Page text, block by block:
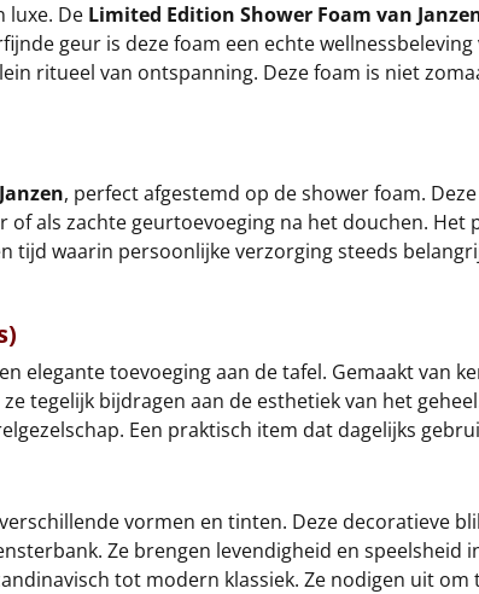
luxe. De Limited Edition Shower Foam van
geur is deze foam een echte
ritueel van ontspanning. Deze foam is niet
, perfect afgestemd op de shower foam.
als zachte geurtoevoeging na het douchen.
tijd waarin persoonlijke verzorging steeds
elegante toevoeging aan de tafel. Gemaakt van
tegelijk bijdragen aan de esthetiek van het
Een praktisch item dat dagelijks
vormen en tinten. Deze decoratieve
Ze brengen levendigheid en
tot modern klassiek. Ze nodigen uit